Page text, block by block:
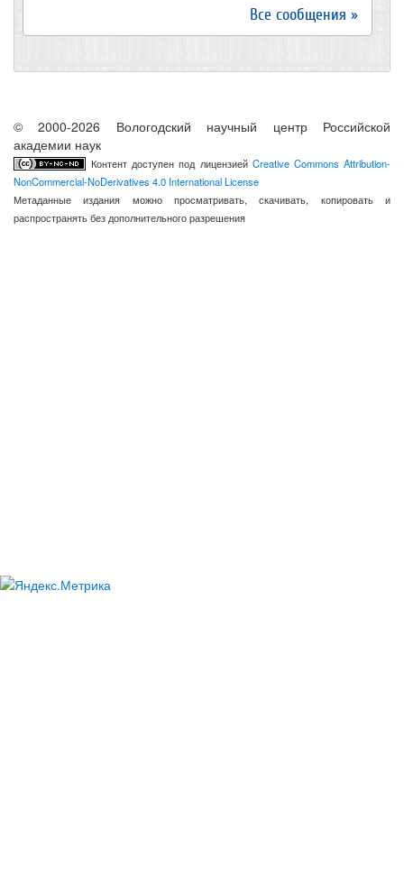
Все сообщения »
© 2000-2026 Вологодский научный центр Российской
академии наук
Контент доступен под лицензией Creative Commons Attribution-
NonCommercial-NoDerivatives 4.0 International License
Метаданные издания можно просматривать, скачивать, копировать и
распространять без дополнительного разрешения